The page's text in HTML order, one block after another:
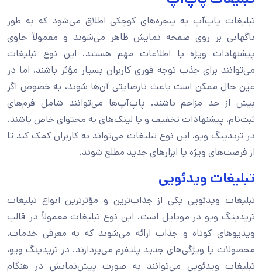
تبلیغات پاپ‌آپ به پنجره‌های کوچکی اطلاق می‌شود که به طور
ناگهانی بر روی صفحه نمایش ظاهر می‌شوند و معمولاً حاوی
پیشنهادات ویژه یا اطلاعات مهم هستند. این نوع تبلیغات
می‌توانند برای جذب توجه فوری کاربران بسیار مؤثر باشند، اما در
عین حال ممکن است باعث نارضایتی آن‌ها شوند، به خصوص اگر
بیش از حد مزاحم باشند. پاپ‌آپ‌ها می‌توانند شامل فرم‌های
ثبت‌نام، پیشنهادات تخفیف و یا لینک‌های به محتوای خاص باشند.
در تریدینگ ویو، این نوع تبلیغات می‌تواند به کاربران کمک کند تا
از فرصت‌های ویژه یا ابزارهای جدید مطلع شوند.
تبلیغات ویدئویی
تبلیغات ویدئویی یکی از جذاب‌ترین و مؤثرترین انواع تبلیغات
تریدیتگ ویو در موبایل است. این نوع تبلیغات معمولاً در قالب
ویدیوهای کوتاه و جذاب ارائه می‌شوند که به معرفی خدمات،
محصولات یا ویژگی‌های جدید پلتفرم می‌پردازند. در تریدینگ ویو،
تبلیغات ویدئویی می‌توانند به صورت پیش‌نمایش در هنگام